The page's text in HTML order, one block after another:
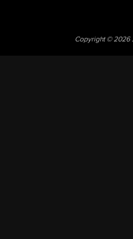
Copyright © 2026